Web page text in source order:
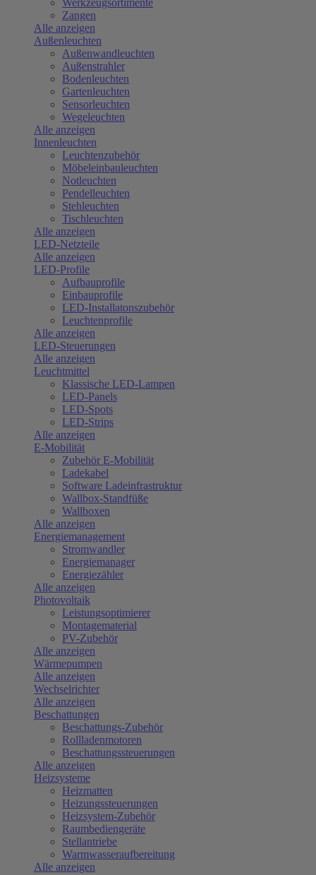
Werkzeugsortimente
Zangen
Alle anzeigen
Außenleuchten
Außenwandleuchten
Außenstrahler
Bodenleuchten
Gartenleuchten
Sensorleuchten
Wegeleuchten
Alle anzeigen
Innenleuchten
Leuchtenzubehör
Möbeleinbauleuchten
Notleuchten
Pendelleuchten
Stehleuchten
Tischleuchten
Alle anzeigen
LED-Netzteile
Alle anzeigen
LED-Profile
Aufbauprofile
Einbauprofile
LED-Installatonszubehör
Leuchtenprofile
Alle anzeigen
LED-Steuerungen
Alle anzeigen
Leuchtmittel
Klassische LED-Lampen
LED-Panels
LED-Spots
LED-Strips
Alle anzeigen
E-Mobilität
Zubehör E-Mobilität
Ladekabel
Software Ladeinfrastruktur
Wallbox-Standfüße
Wallboxen
Alle anzeigen
Energiemanagement
Stromwandler
Energiemanager
Energiezähler
Alle anzeigen
Photovoltaik
Leistungsoptimierer
Montagematerial
PV-Zubehör
Alle anzeigen
Wärmepumpen
Alle anzeigen
Wechselrichter
Alle anzeigen
Beschattungen
Beschattungs-Zubehör
Rollladenmotoren
Beschattungssteuerungen
Alle anzeigen
Heizsysteme
Heizmatten
Heizungssteuerungen
Heizsystem-Zubehör
Raumbediengeräte
Stellantriebe
Warmwasseraufbereitung
Alle anzeigen